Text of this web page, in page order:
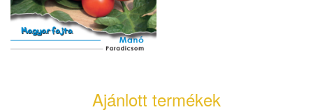
Ajánlott termékek